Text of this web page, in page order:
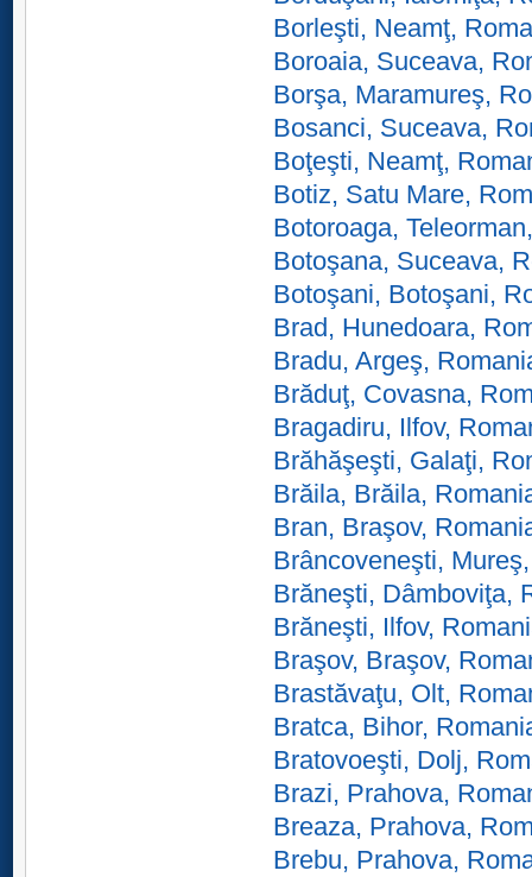
Borleşti, Neamţ,
Boroaia, Suceava,
Borşa, Maramureş,
Bosanci, Suceava,
Boţeşti, Neamţ,
Botiz, Satu Mare,
Botoroaga,
Botoşana, Suceava,
Botoşani, Botoşani,
Brad, Hunedoara,
Bradu, Argeş,
Brăduţ, Covasna,
Bragadiru, Ilfov,
Brăhăşeşti, Galaţi,
Brăila, Brăila,
Bran, Braşov,
Brâncoveneşti,
Brăneşti, Dâmboviţa,
Brăneşti, Ilfov,
Braşov, Braşov,
Brastăvaţu, Olt,
Bratca, Bihor,
Bratovoeşti, Dolj,
Brazi, Prahova,
Breaza, Prahova,
Brebu, Prahova,